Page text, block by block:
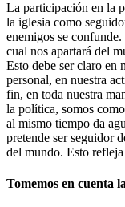
La participación en la
la iglesia como
enemigos se
cual nos apartará del
Esto debe ser claro en
personal, en nuestra
fin, en toda nuestra
la política, somos
al mismo tiempo da
pretende ser seguidor
del mundo. Esto
Tomemos en cuenta